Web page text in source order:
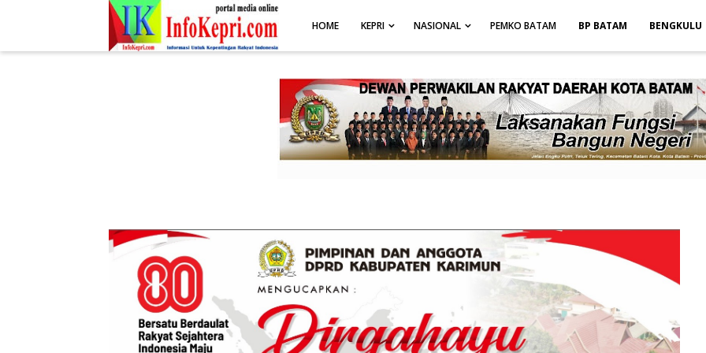
.post-body img { display: block; margin: 0 auto; max-width: 100%; height: auto; }
HOME KEPRI NASIONAL PEMKO BATAM BP BATAM BENGKULU